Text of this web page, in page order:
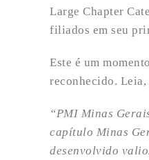
Large Chapter
filiados em seu
Este é um
reconhecido. Leia,
“PMI Minas
capítulo Minas
desenvolvido